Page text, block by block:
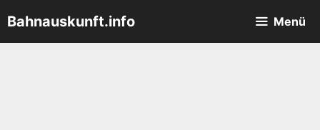
Inhalt
springen
Bahnauskunft.info Menü